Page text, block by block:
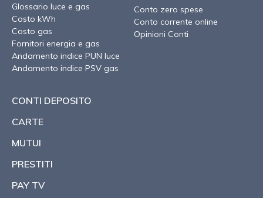
Glossario luce e gas
Costo kWh
Costo gas
Fornitori energia e gas
Andamento indice PUN luce
Andamento indice PSV gas
Conto zero spese
Conto corrente online
Opinioni Conti
CONTI DEPOSITO
CARTE
MUTUI
PRESTITI
PAY TV